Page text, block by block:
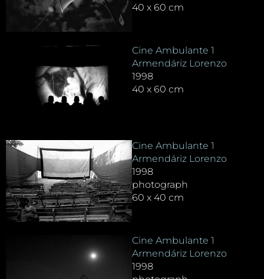
40 x 60 cm
Cine Ambulante 1
Armendáriz Lorenzo
1998
40 x 60 cm
Cine Ambulante 1
Armendáriz Lorenzo
1998
photograph
60 x 40 cm
Cine Ambulante 1
Armendáriz Lorenzo
1998